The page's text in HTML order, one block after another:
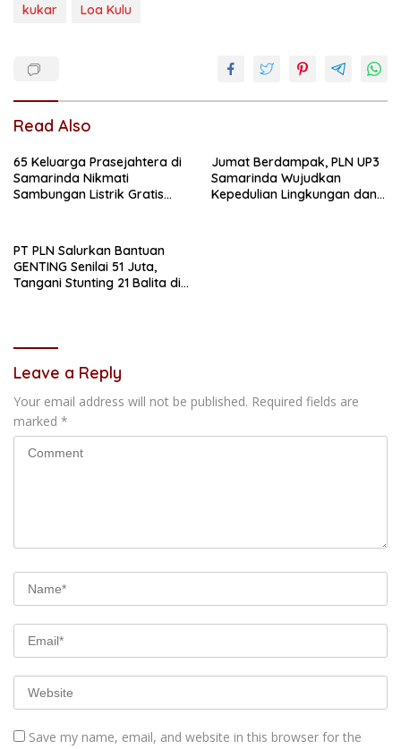
kukar
Loa Kulu
Read Also
65 Keluarga Prasejahtera di
Samarinda Nikmati
Sambungan Listrik Gratis
Jumat Berdampak, PLN UP3
Samarinda Wujudkan
Kepedulian Lingkungan dan
PT PLN Salurkan Bantuan
GENTING Senilai 51 Juta,
Tangani Stunting 21 Balita di
Leave a Reply
Your email address will not be published. Required fields are
marked *
Save my name, email, and website in this browser for the